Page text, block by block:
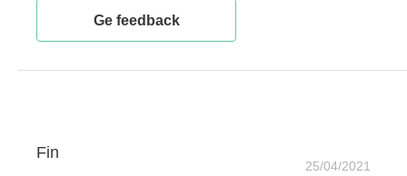
Ge feedback
Fin
25/04/2021